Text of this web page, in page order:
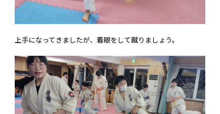
上手になってきましたが、着眼をして蹴りましょう。